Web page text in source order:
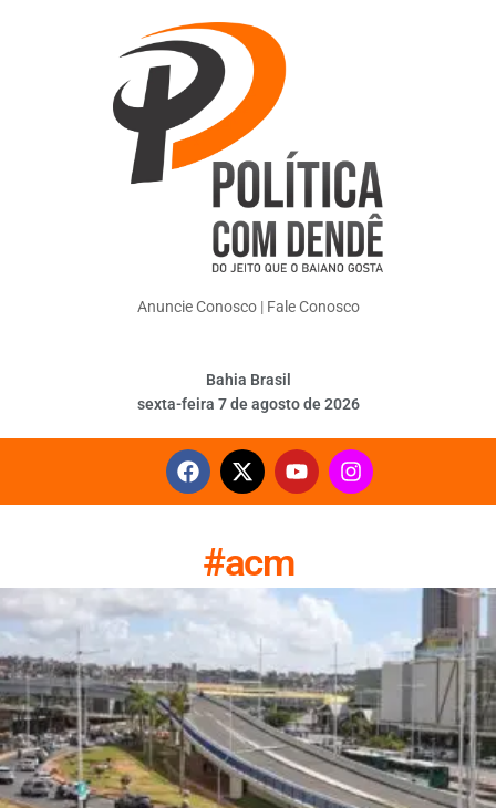
Anuncie Conosco| Fale Conosco
Bahia Brasil
sexta-feira 7 de agosto de 2026
#acm